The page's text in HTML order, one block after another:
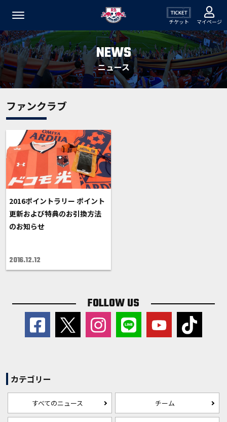
チケット マイページ
NEWS
ニュース
ファンクラブ
2016ポイントラリー ポイント
更新および特典のお引換方法
のお知らせ
2016.12.12
FOLLOW US
カテゴリー
すべてのニュース チーム